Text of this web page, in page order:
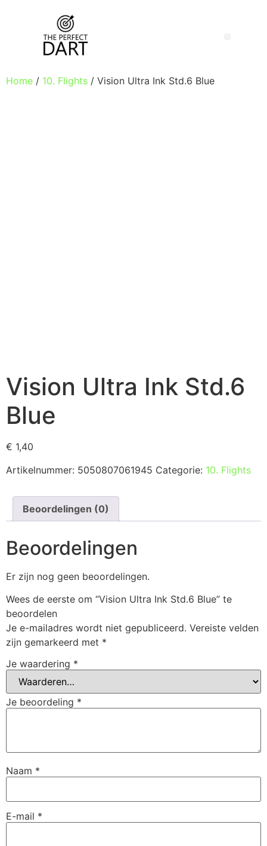
Home / 10. Flights / Vision Ultra Ink Std.6 Blue
Vision Ultra Ink Std.6
Blue
€ 1,40
Artikelnummer: 5050807061945 Categorie: 10. Flights
Beoordelingen (0)
Beoordelingen
Er zijn nog geen beoordelingen.
Wees de eerste om “Vision Ultra Ink Std.6 Blue” te
beoordelen
Je e-mailadres wordt niet gepubliceerd. Vereiste velden
zijn gemarkeerd met *
Je waardering *
Je beoordeling *
Naam *
E-mail *